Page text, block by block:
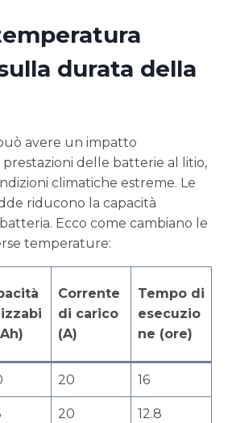
durata della
avere un impatto
delle batterie al litio,
climatiche estreme. Le
riducono la capacità
Ecco come cambiano le
temperature:
Corrente
di carico
(A)
Tempo di
esecuzio
ne (ore)
20 16
20 12.8